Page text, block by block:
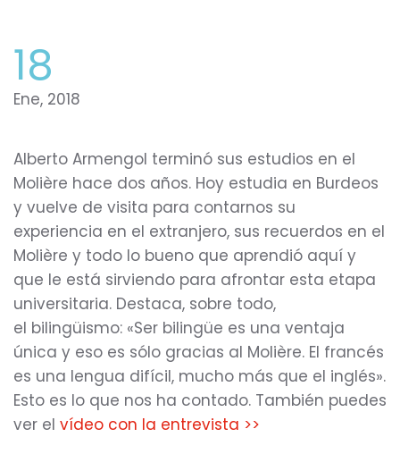
18
Ene, 2018
Alberto Armengol terminó sus estudios en el
Molière hace dos años. Hoy estudia en Burdeos
y vuelve de visita para contarnos su
experiencia en el extranjero, sus recuerdos en el
Molière y todo lo bueno que aprendió aquí y
que le está sirviendo para afrontar esta etapa
universitaria. Destaca, sobre todo,
el bilingüismo: «Ser bilingüe es una ventaja
única y eso es sólo gracias al Molière. El francés
es una lengua difícil, mucho más que el inglés».
Esto es lo que nos ha contado. También puedes
ver el vídeo con la entrevista >>